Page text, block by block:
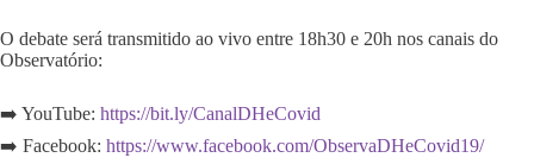
O debate será transmitido ao vivo entre 18h30 e 20h nos canais do
Observatório:
➡️ YouTube: https://bit.ly/CanalDHeCovid
➡️ Facebook: https://www.facebook.com/ObservaDHeCovid19/